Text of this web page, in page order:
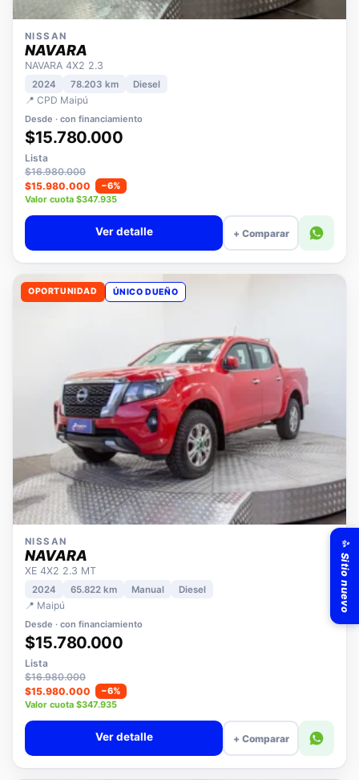
NISSAN
NAVARA
NAVARA 4X2 2.3
2024 78.203 km
📍 CPD Maipú
Desde · con financiamiento
$15.780.000
Lista
$16.980.000
$15.980.000
−6%
Valor cuota $347.935
+ Comparar
OPORTUNIDAD
NISSAN
NAVARA
XE 4X2 2.3 MT
2024
📍 Maipú
Desde · con financiamiento
$15.780.000
Lista
$16.980.000
$15.980.000
−6%
Valor cuota $347.935
+ Comparar
✨ Sitio nuevo